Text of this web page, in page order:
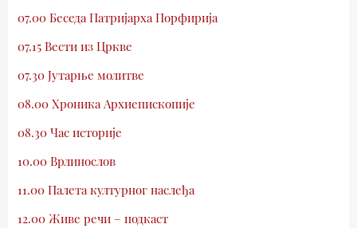
07.00 Беседа Патријарха Порфирија
07.15 Вести из Цркве
07.30 Јутарње молитве
08.00 Хроника Архиепископије
08.30 Час историје
10.00 Врлинослов
11.00 Палета културног наслеђа
12.00 Живе речи – подкаст